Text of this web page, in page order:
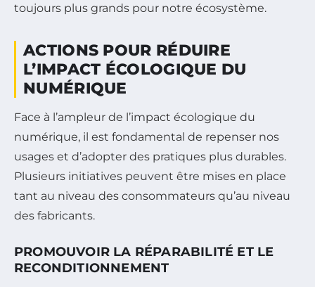
toujours plus grands pour notre écosystème.
ACTIONS POUR RÉDUIRE
L’IMPACT ÉCOLOGIQUE DU
NUMÉRIQUE
Face à l’ampleur de l’impact écologique du
numérique, il est fondamental de repenser nos
usages et d’adopter des pratiques plus durables.
Plusieurs initiatives peuvent être mises en place
tant au niveau des consommateurs qu’au niveau
des fabricants.
PROMOUVOIR LA RÉPARABILITÉ ET LE
RECONDITIONNEMENT